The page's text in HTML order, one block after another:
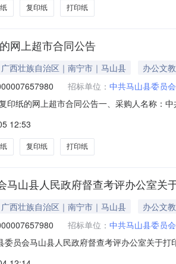
复印纸 打印纸
网上超市合同公告
广西壮族自治区｜南宁市｜马山县
办公文教
招标单位： 中共马山县委员
印纸的网上超市合同公告一、采购人名称：
(元)总价(元)1APP特级小钢炮70/80克/A4(6
12:53
复印纸 打印纸
马山县人民政府督查考评办公室关
广西壮族自治区｜南宁市｜马山县
办公文教
招标单位： 中共马山县委员
委员会马山县人民政府督查考评办公室关于